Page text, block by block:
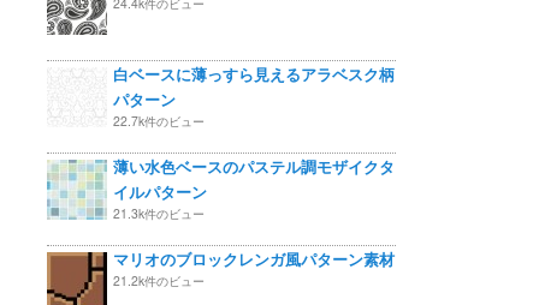
白ベースに薄っすら見えるアラベスク柄
パターン
22.7k件のビュー
薄い水色ベースのパステル調モザイクタ
イルパターン
21.3k件のビュー
マリオのブロックレンガ風パターン素材
21.2k件のビュー